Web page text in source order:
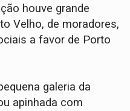
houve grande
Velho, de moradores,
a favor de Porto
galeria da
apinhada com